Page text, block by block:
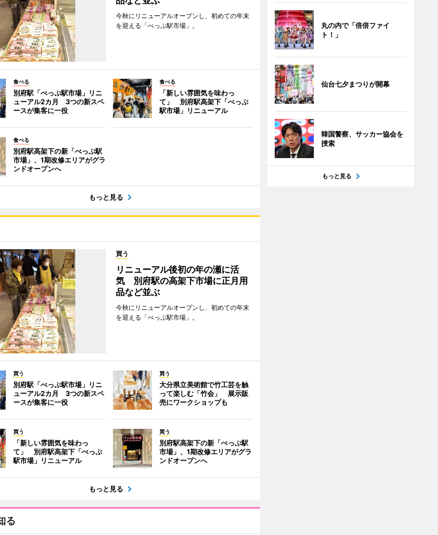
今秋にリニューアルオープンし、初めての年末
を迎える「べっぷ駅市場」。
食べる
別府駅「べっぷ駅市場」リニ
ューアル2カ月 3つの新スペ
ースが集客に一役
食べる
「新しい雰囲気を味わっ
て」 別府駅高架下「べっぷ
駅市場」リニューアル
食べる
別府駅高架下の新「べっぷ駅
市場」、1期改修エリアがグラ
ンドオープンへ
もっと見る
買う
リニューアル後初の年の瀬に活
気 別府駅の高架下市場に正月用
品など並ぶ
今秋にリニューアルオープンし、初めての年末
を迎える「べっぷ駅市場」。
買う
別府駅「べっぷ駅市場」リニ
ューアル2カ月 3つの新スペ
ースが集客に一役
買う
大分県立美術館で竹工芸を触
って楽しむ「竹会」 展示販
売にワークショップも
買う
「新しい雰囲気を味わっ
て」 別府駅高架下「べっぷ
駅市場」リニューアル
買う
別府駅高架下の新「べっぷ駅
市場」、1期改修エリアがグラ
ンドオープンへ
もっと見る
る
丸の内で「倍倍ファイ
ト！」
仙台七夕まつりが開幕
韓国警察、サッカー協会を
捜索
もっと見る